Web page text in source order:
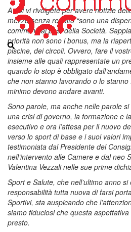
A noi vi rivolgete per avere notizie
mezzo senza reddito “sono una
commenti ai post della Società.
priorità non sono i bonus, ma la
piscine, dei circoli. Ovvero, fare il
insieme alle quali rappresentate un
quando lo stop è obbligato
che non stanno lavorando o lo
minimo devono andare avanti.
Sono parole, ma anche nelle parole si
una crisi di governo, la formazione e
esecutivo e ora l’attesa per il nuovo
verso lo sport di base e i suoi valori
testimoniata dal Presidente del
nell’intervento alle Camere e dal neo
Valentina Vezzali nelle sue prime
Sport e Salute, che nell’ultimo anno
responsabilità tutta nuova di farsi
Sportivi, sta auspicando che
siamo fiduciosi che questa
presto.